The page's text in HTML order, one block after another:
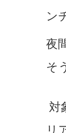
ン
夜
そ
対
リ